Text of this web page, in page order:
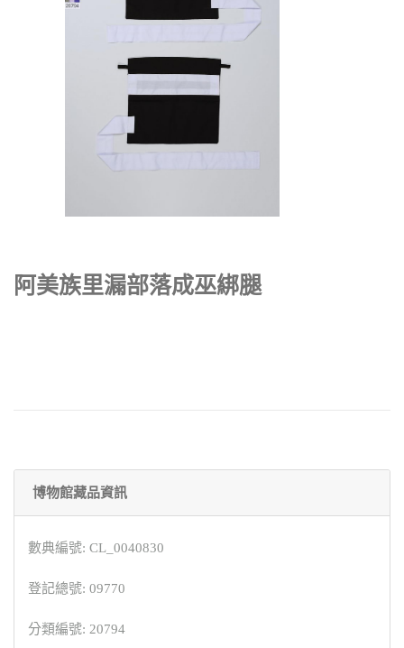
阿美族里漏部落成巫綁腿
博物館藏品資訊
數典編號: CL_0040830
登記總號: 09770
分類編號: 20794